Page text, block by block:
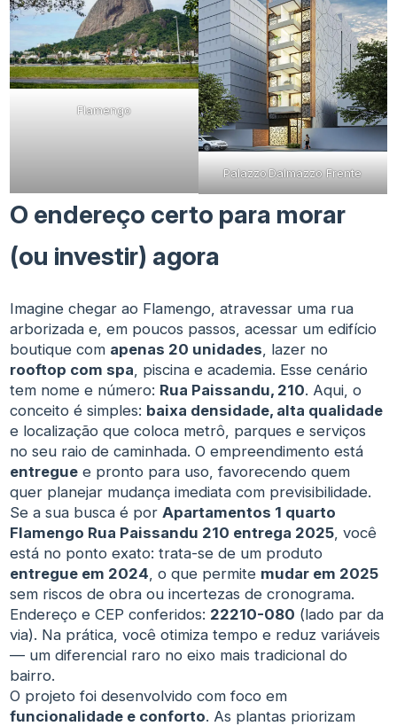
Flamengo
Palazzo Dalmazzo Frente
O endereço certo para morar
(ou investir) agora
Imagine chegar ao Flamengo, atravessar uma rua
arborizada e, em poucos passos, acessar um edifício
boutique com apenas 20 unidades , lazer no
rooftop com spa , piscina e academia. Esse cenário
tem nome e número: Rua Paissandu, 210. Aqui, o
conceito é simples: baixa densidade, alta qualidade
e localização que coloca metrô, parques e serviços
no seu raio de caminhada. O empreendimento está
entregue e pronto para uso, favorecendo quem
quer planejar mudança imediata com previsibilidade.
Se a sua busca é por Apartamentos 1 quarto
Flamengo Rua Paissandu 210 entrega 2025 , você
está no ponto exato: trata-se de um produto
entregue em 2024 , o que permite mudar em 2025
sem riscos de obra ou incertezas de cronograma.
Endereço e CEP conferidos: 22210-080 (lado par da
via). Na prática, você otimiza tempo e reduz variáveis
— um diferencial raro no eixo mais tradicional do
bairro.
O projeto foi desenvolvido com foco em
funcionalidade e conforto. As plantas priorizam